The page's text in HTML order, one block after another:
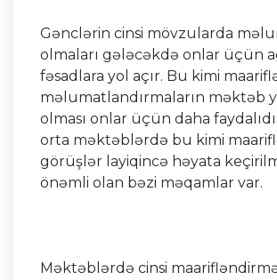
Gənclərin cinsi mövzularda
olmaları gələcəkdə onlar üçün
fəsadlara yol açır. Bu kimi
məlumatlandırmaların məktəb
olması onlar üçün daha
orta məktəblərdə bu kimi
görüşlər layiqincə həyata
önəmli olan bəzi məqamlar var.
Məktəblərdə cinsi